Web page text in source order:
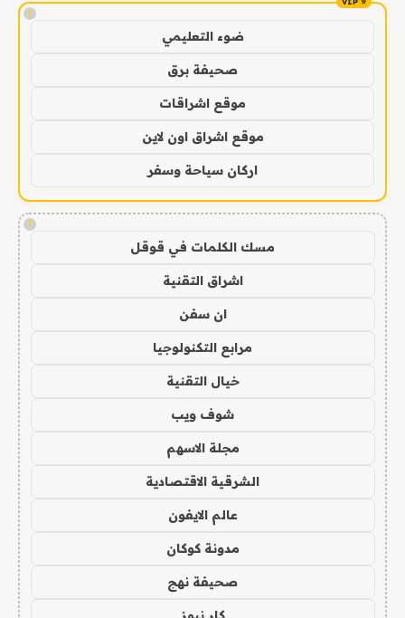
!
ضوء التعليمي
صحيفة برق
موقع اشراقات
موقع اشراق اون لاين
اركان سياحة وسفر
!
مسك الكلمات في قوقل
اشراق التقنية
ان سفن
مرابع التكنولوجيا
خيال التقنية
شوف ويب
مجلة الاسهم
الشرقية الاقتصادية
عالم الايفون
مدونة كوكان
صحيفة نهج